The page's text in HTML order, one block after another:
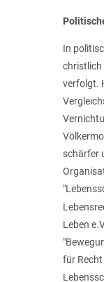
In
christlich
verfolgt.
schärfer
Leben
für Recht